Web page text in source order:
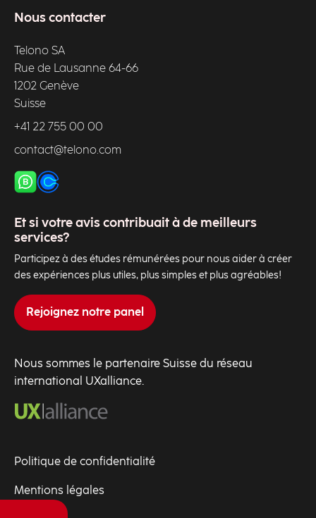
Nous contacter
Telono SA
Rue de Lausanne 64-66
1202 Genève
Suisse
+41 22 755 00 00
contact@telono.com
Et si votre avis contribuait à de meilleurs
services?
Participez à des études rémunérées pour nous aider à créer
des expériences plus utiles, plus simples et plus agréables!
Rejoignez notre panel
Nous sommes le partenaire Suisse du réseau
international UXalliance.
Politique de confidentialité
Mentions légales